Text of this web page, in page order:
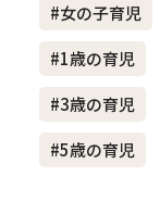
夫婦
#女の子育児
#1歳の育児
#3歳の育児
#5歳の育児